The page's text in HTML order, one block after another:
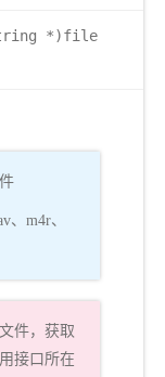
*)file
、m4r、
件，获取
接口所在